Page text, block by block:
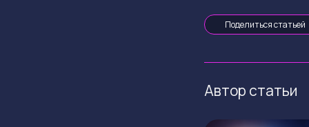
Поделиться статьей
Автор статьи